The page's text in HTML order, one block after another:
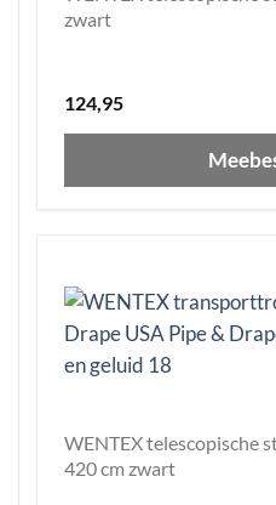
zwart
124,95
WENTEX telescopische
420 cm zwart